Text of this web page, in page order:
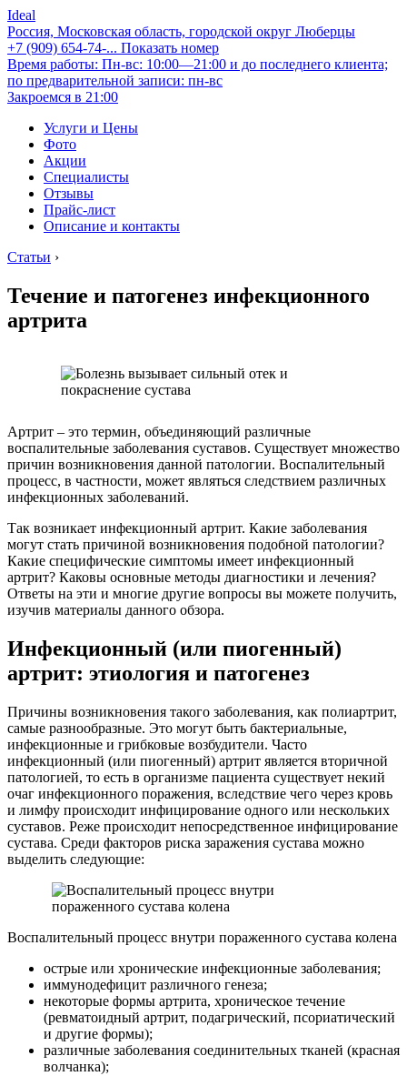
Ideal
Россия, Московская область, городской округ Люберцы
+7 (909) 654-74-... Показать номер
Время работы: Пн-вс: 10:00—21:00 и до последнего клиента;
по предварительной записи: пн-вс
Закроемся в 21:00
Услуги и Цены
Фото
Акции
Специалисты
Отзывы
Прайс-лист
Описание и контакты
Статьи ›
Течение и патогенез инфекционного
артрита
Артрит – это термин, объединяющий различные
воспалительные заболевания суставов. Существует множество
причин возникновения данной патологии. Воспалительный
процесс, в частности, может являться следствием различных
инфекционных заболеваний.
Так возникает инфекционный артрит. Какие заболевания
могут стать причиной возникновения подобной патологии?
Какие специфические симптомы имеет инфекционный
артрит? Каковы основные методы диагностики и лечения?
Ответы на эти и многие другие вопросы вы можете получить,
изучив материалы данного обзора.
Инфекционный (или пиогенный)
артрит: этиология и патогенез
Причины возникновения такого заболевания, как полиартрит,
самые разнообразные. Это могут быть бактериальные,
инфекционные и грибковые возбудители. Часто
инфекционный (или пиогенный) артрит является вторичной
патологией, то есть в организме пациента существует некий
очаг инфекционного поражения, вследствие чего через кровь
и лимфу происходит инфицирование одного или нескольких
суставов. Реже происходит непосредственное инфицирование
сустава. Среди факторов риска заражения сустава можно
выделить следующие:
Воспалительный процесс внутри пораженного сустава колена
острые или хронические инфекционные заболевания;
иммунодефицит различного генеза;
некоторые формы артрита, хроническое течение
(ревматоидный артрит, подагрический, псориатический
и другие формы);
различные заболевания соединительных тканей (красная
волчанка);